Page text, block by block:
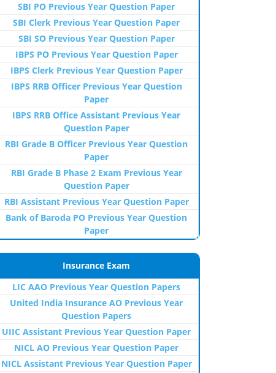
SBI PO Previous Year Question Paper
SBI Clerk Previous Year Question Paper
SBI SO Previous Year Question Paper
IBPS PO Previous Year Question Paper
IBPS Clerk Previous Year Question Paper
IBPS RRB Officer Previous Year Question
Paper
IBPS RRB Office Assistant Previous Year
Question Paper
RBI Grade B Officer Previous Year Question
Paper
RBI Grade B Phase 2 Exam Previous Year
Question Paper
RBI Assistant Previous Year Question Paper
Bank of Baroda PO Previous Year Question
Paper
Insurance Exam
LIC AAO Previous Year Question Papers
United India Insurance AO Previous Year
Question Papers
UIIC Assistant Previous Year Question Paper
NICL AO Previous Year Question Paper
NICL Assistant Previous Year Question Paper